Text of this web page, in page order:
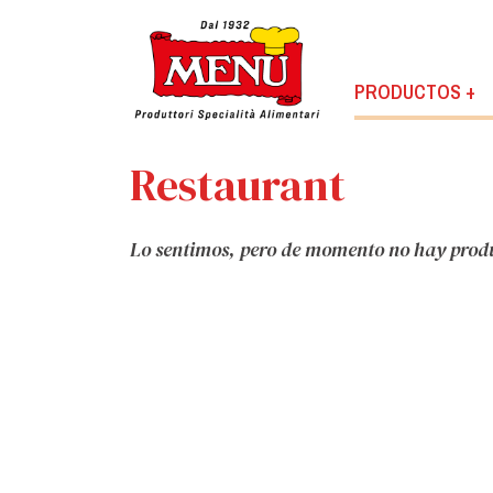
PRODUCTOS +
Restaurant
Lo sentimos, pero de momento no hay